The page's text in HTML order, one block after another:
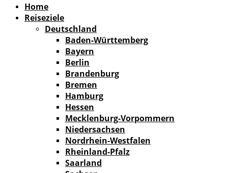
Home
Reiseziele
Deutschland
Baden-Württemberg
Bayern
Berlin
Brandenburg
Bremen
Hamburg
Hessen
Mecklenburg-Vorpommern
Niedersachsen
Nordrhein-Westfalen
Rheinland-Pfalz
Saarland